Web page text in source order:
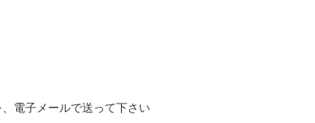
電子メールで送って下さい